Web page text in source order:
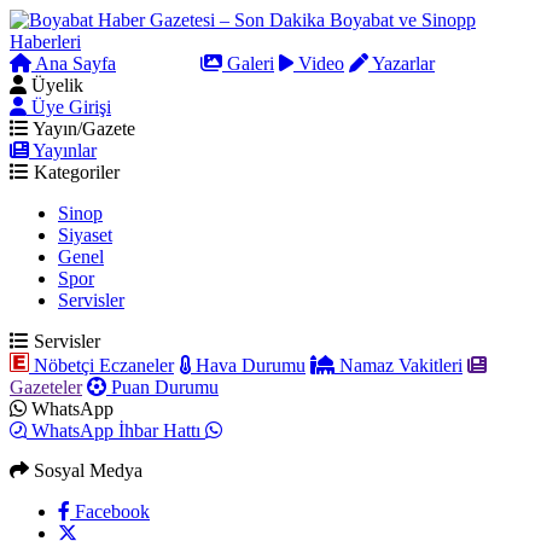
Ana Sayfa Galeri Video
Yazarlar
Üyelik
Üye Girişi
Yayın/Gazete
Yayınlar
Kategoriler
Sinop
Siyaset
Genel
Spor
Servisler
Servisler
Nöbetçi Eczaneler
Hava Durumu
Namaz Vakitleri
Gazeteler
Puan Durumu
WhatsApp
WhatsApp İhbar Hattı
Sosyal Medya
Facebook